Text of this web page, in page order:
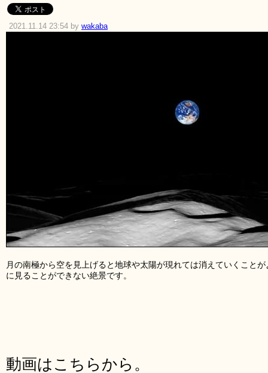
2021.11.14 23:54 by wakaba
月の南極から空を見上げると地球や太陽が現れては消えていくこと
に見ることができない絶景です。
動画はこちらから。